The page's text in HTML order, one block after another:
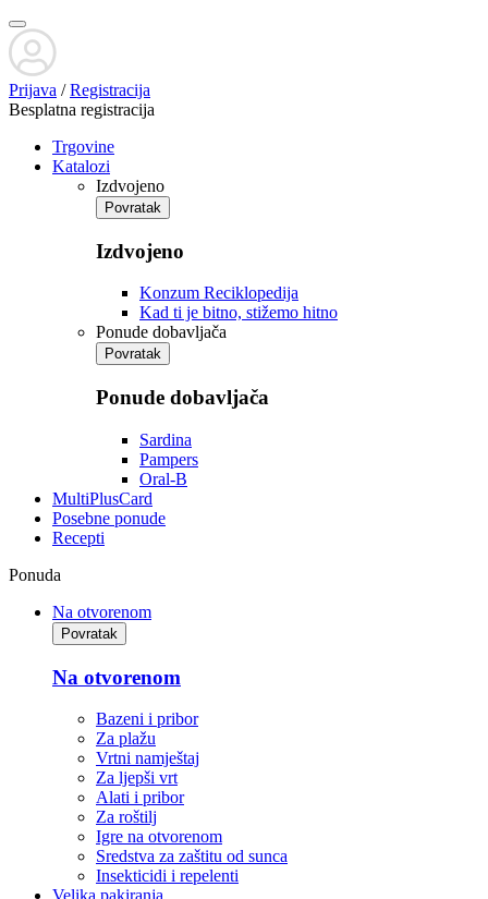
Prijava / Registracija
Besplatna registracija
Trgovine
Katalozi
Izdvojeno
Povratak
Izdvojeno
Konzum Reciklopedija
Kad ti je bitno, stižemo hitno
Ponude dobavljača
Povratak
Ponude dobavljača
Sardina
Pampers
Oral-B
MultiPlusCard
Posebne ponude
Recepti
Ponuda
Na otvorenom
Povratak
Na otvorenom
Bazeni i pribor
Za plažu
Vrtni namještaj
Za ljepši vrt
Alati i pribor
Za roštilj
Igre na otvorenom
Sredstva za zaštitu od sunca
Insekticidi i repelenti